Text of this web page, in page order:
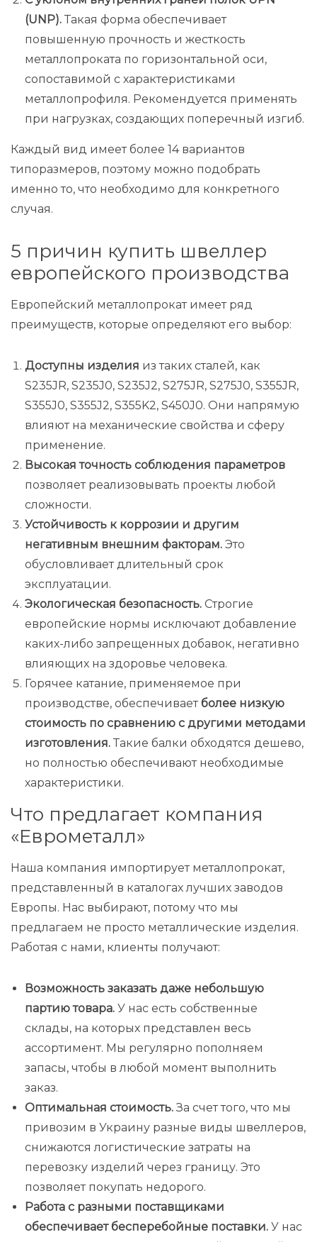
(UNP). Такая форма обеспечивает
повышенную прочность и жесткость
металлопроката по горизонтальной оси,
сопоставимой с характеристиками
металлопрофиля. Рекомендуется применять
при нагрузках, создающих поперечный изгиб.
Каждый вид имеет более 14 вариантов
типоразмеров, поэтому можно подобрать
именно то, что необходимо для конкретного
случая.
5 причин купить швеллер
европейского производства
Европейский металлопрокат имеет ряд
преимуществ, которые определяют его выбор:
Доступны изделия из таких сталей, как
S235JR, S235J0, S235J2, S275JR, S275J0, S355JR,
S355J0, S355J2, S355K2, S450J0. Они напрямую
влияют на механические свойства и сферу
применение.
Высокая точность соблюдения параметров
позволяет реализовывать проекты любой
сложности.
Устойчивость к коррозии и другим
негативным внешним факторам. Это
обусловливает длительный срок
эксплуатации.
Экологическая безопасность. Строгие
европейские нормы исключают добавление
каких-либо запрещенных добавок, негативно
влияющих на здоровье человека.
Горячее катание, применяемое при
производстве, обеспечиваетболее низкую
стоимость по сравнению с другими методами
изготовления. Такие балки обходятся дешево,
но полностью обеспечивают необходимые
характеристики.
Что предлагает компания
«Еврометалл»
Наша компания импортирует металлопрокат,
представленный в каталогах лучших заводов
Европы. Нас выбирают, потому что мы
предлагаем не просто металлические изделия.
Работая с нами, клиенты получают:
Возможность заказать даже небольшую
партию товара. У нас есть собственные
склады, на которых представлен весь
ассортимент. Мы регулярно пополняем
запасы, чтобы в любой момент выполнить
заказ.
Оптимальная стоимость.За счет того, что мы
привозим в Украину разные виды швеллеров,
снижаются логистические затраты на
перевозку изделий через границу. Это
позволяет покупать недорого.
Работа с разными поставщиками
обеспечивает бесперебойные поставки. У нас